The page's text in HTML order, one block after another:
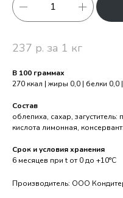
237 р. за 1 кг
В 100 граммах
270 ккал | жиры 0,0 | белки 0,0
Состав
облепиха, сахар, загуститель:
кислота лимонная,
Срок и условия хранения
6 месяцев при t от 0 до +10°С
Производитель: ООО